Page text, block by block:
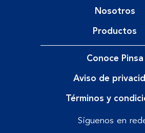
Nosotros
Productos
Conoce Pinsa
Aviso de
Términos y
Síguenos en